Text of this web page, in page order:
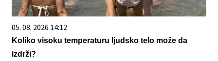
05. 08. 2026 14:12
Koliko visoku temperaturu ljudsko telo može da
izdrži?